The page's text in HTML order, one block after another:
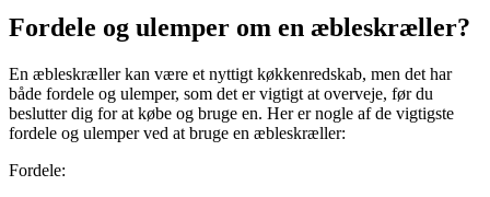
Fordele og ulemper om en æbleskræller?
En æbleskræller kan være et nyttigt køkkenredskab, men det har
både fordele og ulemper, som det er vigtigt at overveje, før du
beslutter dig for at købe og bruge en. Her er nogle af de vigtigste
fordele og ulemper ved at bruge en æbleskræller:
Fordele: